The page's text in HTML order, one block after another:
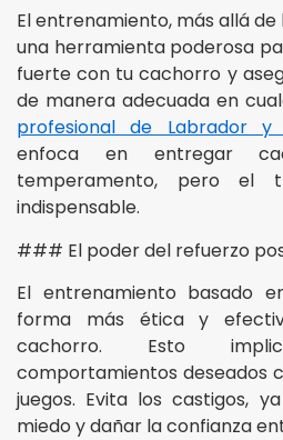
El entrenamiento, más allá de
una herramienta poderosa
fuerte con tu cachorro y
de manera adecuada en
profesional de Labrador y
enfoca en entregar
temperamento, pero el
indispensable.
### El poder del refuerzo
El entrenamiento basado
forma más ética y
cachorro. Esto
comportamientos deseados
juegos. Evita los castigos,
miedo y dañar la confianza